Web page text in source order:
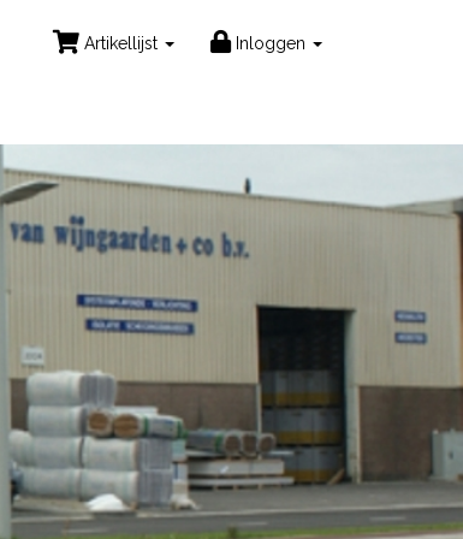
Artikellijst Inloggen